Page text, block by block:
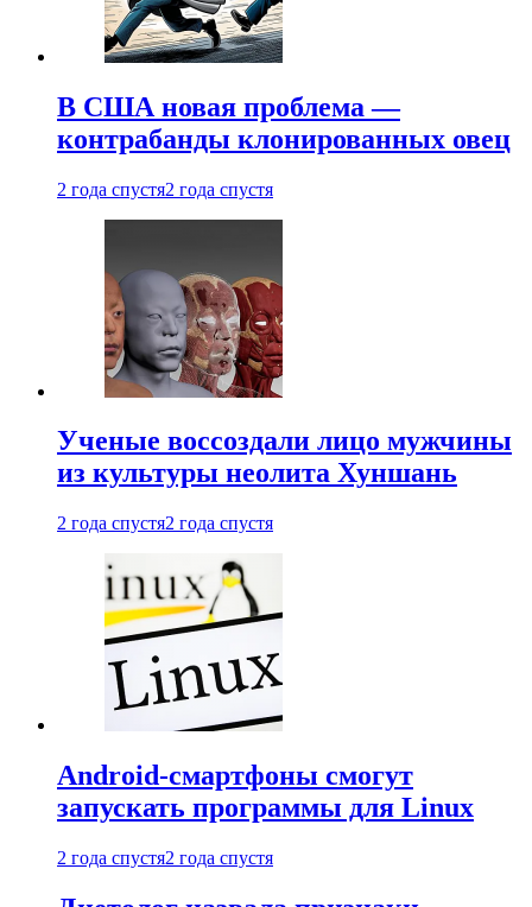
В США новая проблема —
контрабанды клонированных овец
2 года спустя2 года спустя
Ученые воссоздали лицо мужчины
из культуры неолита Хуншань
2 года спустя2 года спустя
Android-смартфоны смогут
запускать программы для Linux
2 года спустя2 года спустя